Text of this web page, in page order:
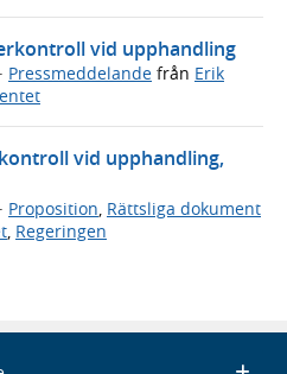
vid upphandling
· Pressmeddelande från Erik
vid upphandling,
· Proposition, Rättsliga dokument
, Regeringen